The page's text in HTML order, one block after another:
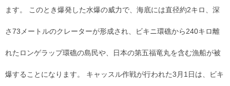
ます。 このとき爆発した水爆の威力で、海底には直径約2キロ、深
さ73メートルのクレーターが形成され、ビキニ環礁から240キロ離
れたロンゲラップ環礁の島民や、日本の第五福竜丸を含む漁船が被
爆することになります。 キャッスル作戦が行われた3月1日は、ビキ